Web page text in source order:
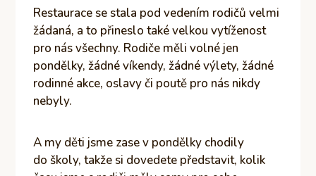
Restaurace se stala pod vedením rodičů velmi
žádaná, a to přineslo také velkou vytíženost
pro nás všechny. Rodiče měli volné jen
pondělky, žádné víkendy, žádné výlety, žádné
rodinné akce, oslavy či poutě pro nás nikdy
nebyly.
A my děti jsme zase v pondělky chodily
do školy, takže si dovedete představit, kolik